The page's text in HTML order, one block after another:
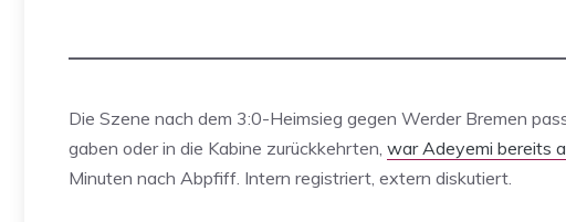
Die Szene nach dem 3:0-Heimsieg gegen Werder Bremen
gaben oder in die Kabine zurückkehrten, war Adeyemi bereits
Minuten nach Abpfiff. Intern registriert, extern diskutiert.